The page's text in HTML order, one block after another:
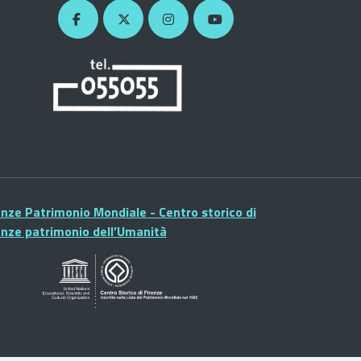
Patrimonio Mondiale - Centro storico di
patrimonio dell’Umanità